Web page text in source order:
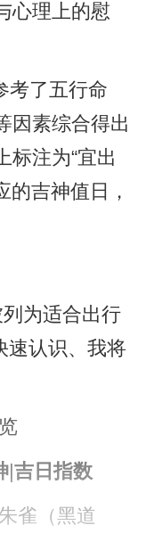
心理上的慰
考了五行命
因素综合得出
标注为“宜出
的吉神值日，
为适合出行
速认识、我将
| 吉日指数
雀（黑道